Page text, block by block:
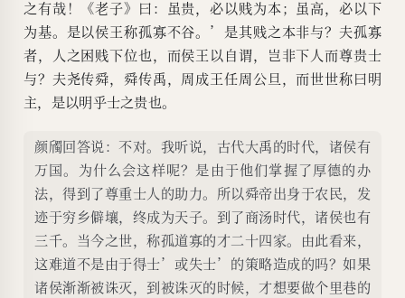
之有哉！《老子》曰：虽贵，必以贱为本；虽高，必以下
为基。是以侯王称孤寡不谷。’是其贱之本非与？夫孤寡
者，人之困贱下位也，而侯王以自谓，岂非下人而尊贵士
与？夫尧传舜，舜传禹，周成王任周公旦，而世世称曰明
主，是以明乎士之贵也。
颜斶回答说：不对。我听说，古代大禹的时代，诸侯有
万国。为什么会这样呢？是由于他们掌握了厚德的办
法，得到了尊重士人的助力。所以舜帝出身于农民，发
迹于穷乡僻壤，终成为天子。到了商汤时代，诸侯也有
三千。当今之世，称孤道寡的才二十四家。由此看来，
这难道不是由于得士’或失士’的策略造成的吗？如果
诸侯渐渐被诛灭，到被诛灭的时候，才想要做个里巷的